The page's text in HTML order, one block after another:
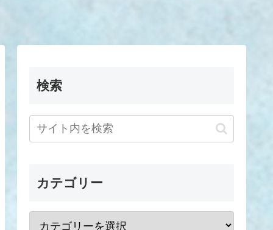
検索
カテゴリー